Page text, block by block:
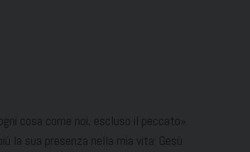
cosa come noi, escluso il peccato».
la sua presenza nella mia vita: Gesù